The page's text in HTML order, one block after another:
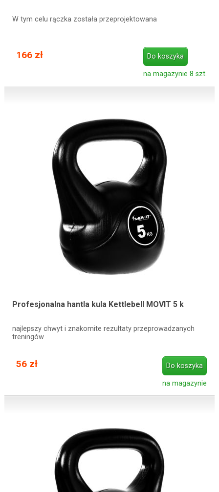
W tym celu rączka została przeprojektowana
166 zł Do koszyka
na magazynie 8 szt.
Profesjonalna hantla kula Kettlebell MOVIT 5 k
najlepszy chwyt i znakomite rezultaty przeprowadzanych
treningów
56 zł Do koszyka
na magazynie